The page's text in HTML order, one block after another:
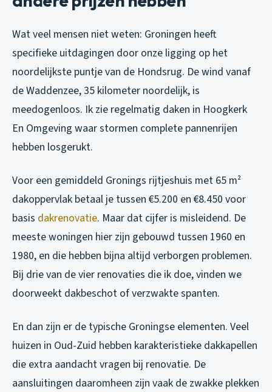
Wat veel mensen niet weten: Groningen heeft
specifieke uitdagingen door onze ligging op het
noordelijkste puntje van de Hondsrug. De wind vanaf
de Waddenzee, 35 kilometer noordelijk, is
meedogenloos. Ik zie regelmatig daken in Hoogkerk
En Omgeving waar stormen complete pannenrijen
hebben losgerukt.
Voor een gemiddeld Gronings rijtjeshuis met 65 m²
dakoppervlak betaal je tussen €5.200 en €8.450 voor
basis dakrenovatie. Maar dat cijfer is misleidend. De
meeste woningen hier zijn gebouwd tussen 1960 en
1980, en die hebben bijna altijd verborgen problemen.
Bij drie van de vier renovaties die ik doe, vinden we
doorweekt dakbeschot of verzwakte spanten.
En dan zijn er de typische Groningse elementen. Veel
huizen in Oud-Zuid hebben karakteristieke dakkapellen
die extra aandacht vragen bij renovatie. De
aansluitingen daaromheen zijn vaak de zwakke plekken